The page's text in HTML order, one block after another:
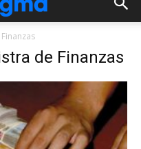
de Finanzas